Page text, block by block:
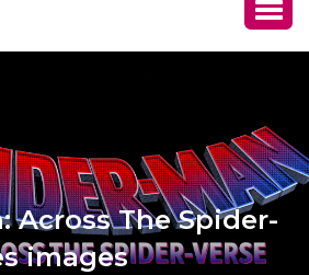
Across The Spider-
images